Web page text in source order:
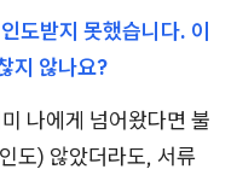
도받지 못했습니다. 이
지 않나요?
나에게 넘어왔다면 불
도) 않았더라도, 서류